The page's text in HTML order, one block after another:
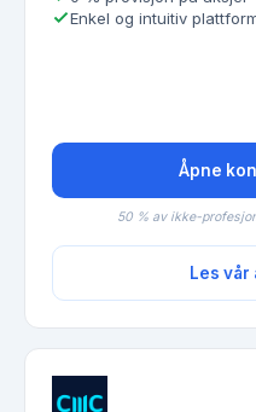
Enkel og intuitiv
Åpne
50 % av ikke-
Les vår